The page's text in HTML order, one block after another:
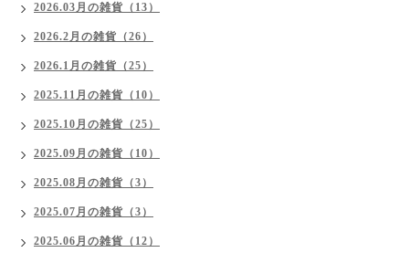
2026.03月の雑貨（13）
2026.2月の雑貨（26）
2026.1月の雑貨（25）
2025.11月の雑貨（10）
2025.10月の雑貨（25）
2025.09月の雑貨（10）
2025.08月の雑貨（3）
2025.07月の雑貨（3）
2025.06月の雑貨（12）